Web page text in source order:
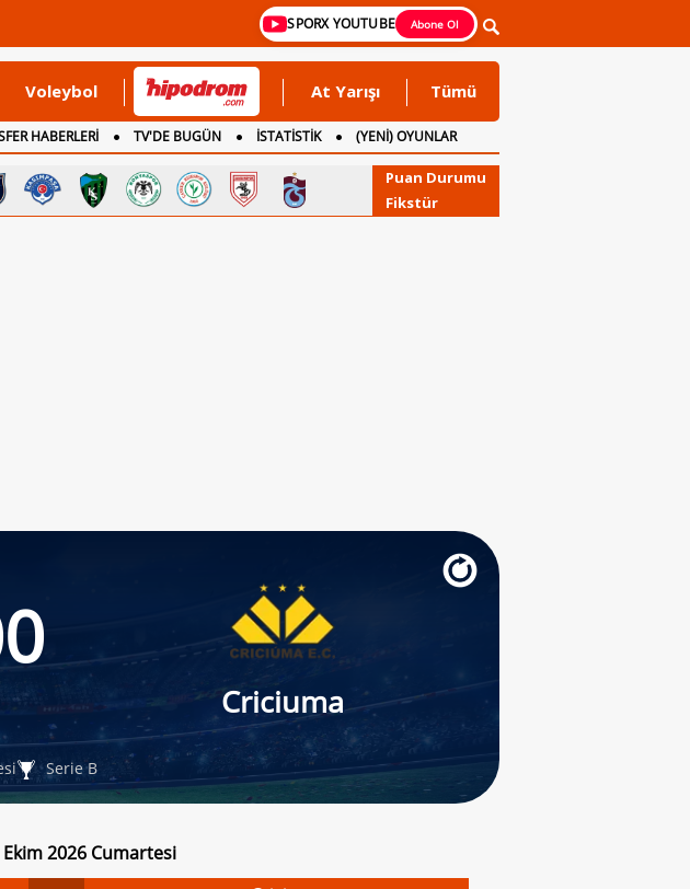
SPORX YOUTUBE Abone Ol
Voleybol At Yarışı Tümü
HABERLERİ TV'DE BUGÜN İSTATİSTİK
(YENİ) OYUNLAR
Puan Durumu
Fikstür
Criciuma
Serie B
2026 Cumartesi